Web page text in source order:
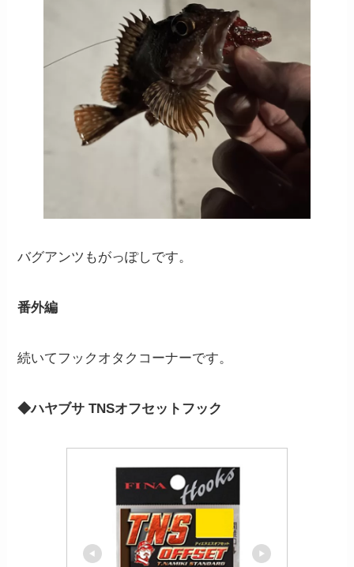
バグアンツもがっぽしです。
番外編
続いてフックオタクコーナーです。
◆ハヤブサ TNSオフセットフック